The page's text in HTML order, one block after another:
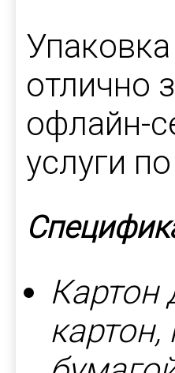
отлично
офлайн-
услуги
Картон